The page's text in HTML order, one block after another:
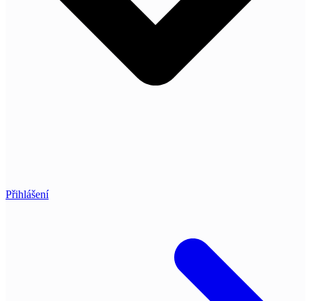
Přihlášení